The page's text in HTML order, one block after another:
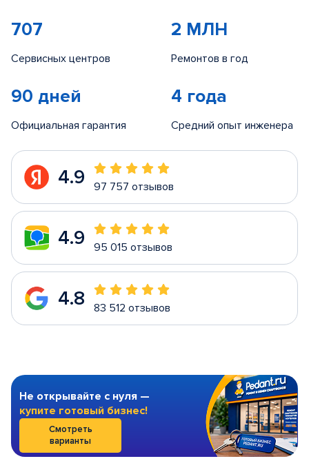
707
Сервисных центров
2 МЛН
Ремонтов в год
90 дней
Официальная гарантия
4 года
Средний опыт инженера
4.9 97 757 отзывов
4.9 95 015 отзывов
4.8 83 512 отзывов
Не открывайте с нуля —
купите готовый бизнес!
Смотреть
варианты